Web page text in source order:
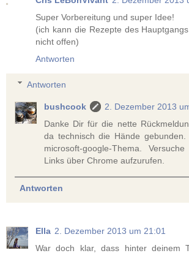
Super Vorbereitung und super Idee!
(ich kann die Rezepte des
nicht offen)
Antworten
Antworten
bushcook
2. Dezember 2013
Danke Dir für die nette
da technisch die Hände
microsoft-google-Thema.
Links über Chrome aufzurufen.
Antworten
Ella 2. Dezember 2013 um 21:01
War doch klar, dass hinter deinem